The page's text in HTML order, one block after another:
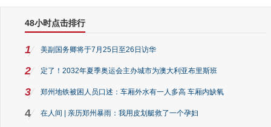
48小时点击排行
1 美副国务卿将于7月25日至26日访华
2 定了！2032年夏季奥运会主办城市为澳大利亚布里斯班
3 郑州地铁被困人员口述：车厢外水有一人多高 车厢内缺氧
4 在人间 | 亲历郑州暴雨：我用皮划艇救了一个孕妇